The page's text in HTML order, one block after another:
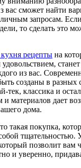
вас сможет найти
запросам.
то сделать это
кухня рецепты на
из вас.
созданы в разных
тек, классика и
материалов дает
дома.
такая покупка,
тщательностью.
позволит вам
и уверенно,